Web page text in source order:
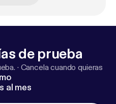
de prueba
· Cancela cuando quieras
al mes